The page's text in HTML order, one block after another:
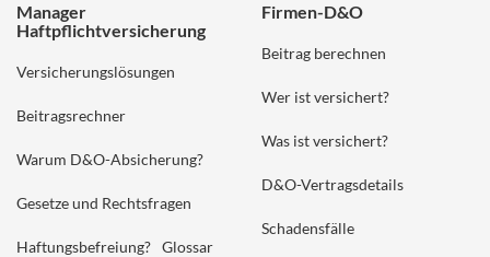
Manager
Haftpflichtversicherung
Versicherungslösungen
Beitragsrechner
Warum D&O-Absicherung?
Gesetze und Rechtsfragen
Haftungsbefreiung? Glossar
Firmen-D&O
Beitrag berechnen
Wer ist versichert?
Was ist versichert?
D&O-Vertragsdetails
Schadensfälle